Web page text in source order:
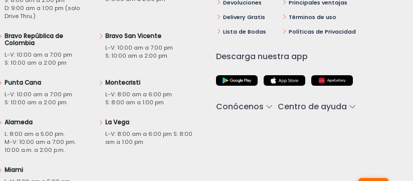
D: 9:00 am a 1:00 pm (solo
Drive Thru.)
Bravo República de
Colombia
L-V: 10:00 am a 7:00 pm
S: 10:00 am a 2:00 pm
Bravo San Vicente
L-V: 10:00 am a 7:00 pm
S: 10:00 am a 2:00 pm
Punta Cana
L-V: 10:00 am a 7:00 pm
S: 10:00 am a 2:00 pm
Montecristi
L-V: 8:00 am a 6:00 pm
S: 8:00 am a 1:00 pm
Alameda
L: 8:00 am a 5:00 pm.
M-V: 10:00 am a 7:00 pm.
10:00 a.m. a 2:00 p.m.
La Vega
L-V: 8:00 am a 6:00 pm S: 8:00
am a 1:00 pm
Miami
Devoluciones
Delivery Gratis
Lista de Bodas
Principales ventajas
Términos de uso
Políticas de Privacidad
Descarga nuestra app
Conócenos Centro de ayuda